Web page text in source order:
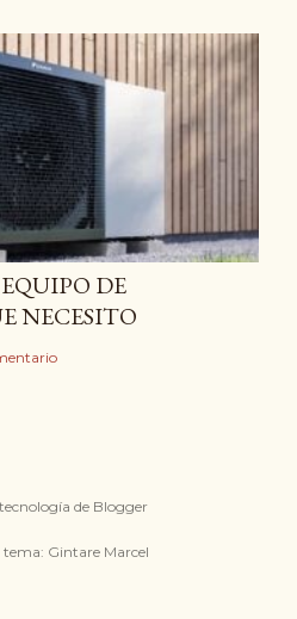
DE
NECESITO
de Blogger
tema: Gintare Marcel